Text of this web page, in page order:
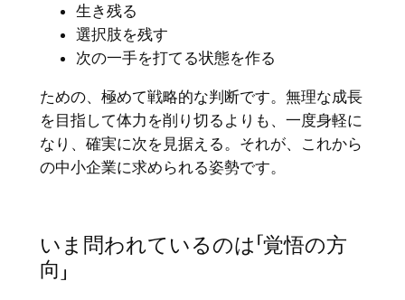
生き残る
選択肢を残す
次の一手を打てる状態を作る
ための、極めて戦略的な判断です。無理な成長
を目指して体力を削り切るよりも、一度身軽に
なり、確実に次を見据える。それが、これから
の中小企業に求められる姿勢です。
いま問われているのは「覚悟の方
向」